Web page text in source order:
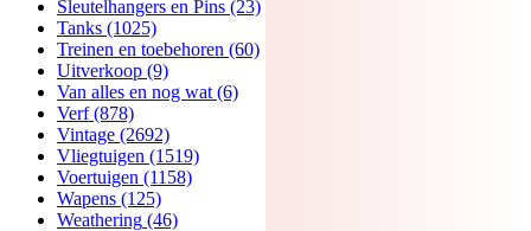
Sleutelhangers en Pins (23)
Tanks (1025)
Treinen en toebehoren (60)
Uitverkoop (9)
Van alles en nog wat (6)
Verf (878)
Vintage (2692)
Vliegtuigen (1519)
Voertuigen (1158)
Wapens (125)
Weathering (46)